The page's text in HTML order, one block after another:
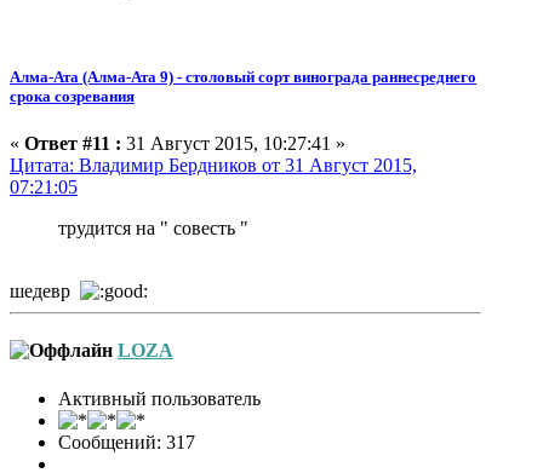
Алма-Ата (Алма-Ата 9) - столовый сорт винограда раннесреднего
срока созревания
« Ответ #11 : 31 Август 2015, 10:27:41 »
Цитата: Владимир Бердников от 31 Август 2015,
07:21:05
трудится на " совесть "
шедевр
LOZA
Активный пользователь
Сообщений: 317